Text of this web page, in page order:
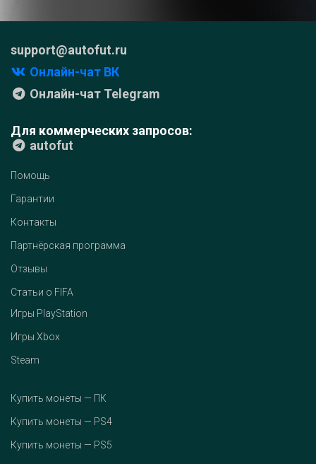
support@autofut.ru
Онлайн-чат ВК
Онлайн-чат Telegram
Для коммерческих запросов:
autofut
Помощь
Гарантии
Контакты
Партнёрская программа
Отзывы
Статьи о FIFA
Игры PlayStation
Игры Xbox
Steam
Купить монеты — ПК
Купить монеты — PS4
Купить монеты — PS5